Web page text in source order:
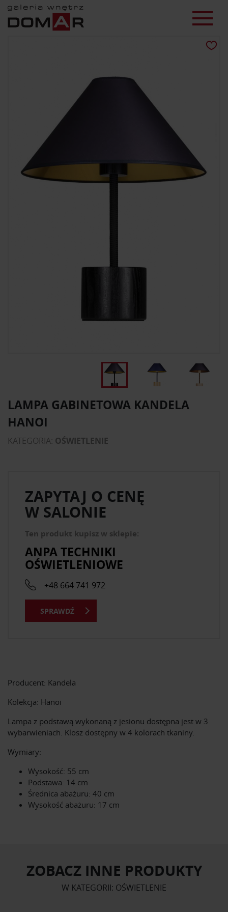
LAMPA GABINETOWA KANDELA
HANOI
KATEGORIA: OŚWIETLENIE
Producent: Kandela
Kolekcja: Hanoi
Lampa z podstawą wykonaną z jesionu dostępna jest w 3
wybarwieniach. Klosz dostępny w 4 kolorach tkaniny.
Wymiary:
Wysokość: 55 cm
Podstawa: 14 cm
Średnica abażuru: 40 cm
Wysokość abażuru: 17 cm
ZAPYTAJ O CENĘ
W SALONIE
Ten produkt kupisz w sklepie:
ANPA TECHNIKI
OŚWIETLENIOWE
+48 664 741 972
SPRAWDŹ
ZOBACZ INNE PRODUKTY
W KATEGORII: OŚWIETLENIE